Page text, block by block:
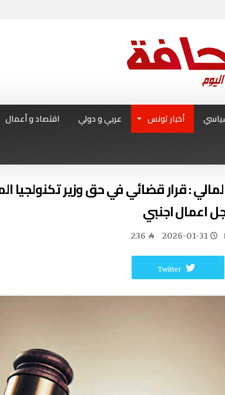
أخبار تونس عربي و دولي اقتصاد و أعمال
: قرار قضائي في حق وزير تكنولجيا
اعمال اجنبي
2026-01-31
236
Twitter